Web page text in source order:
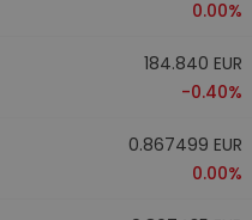
0.00%
184.840 EUR
-0.40%
0.867499 EUR
0.00%